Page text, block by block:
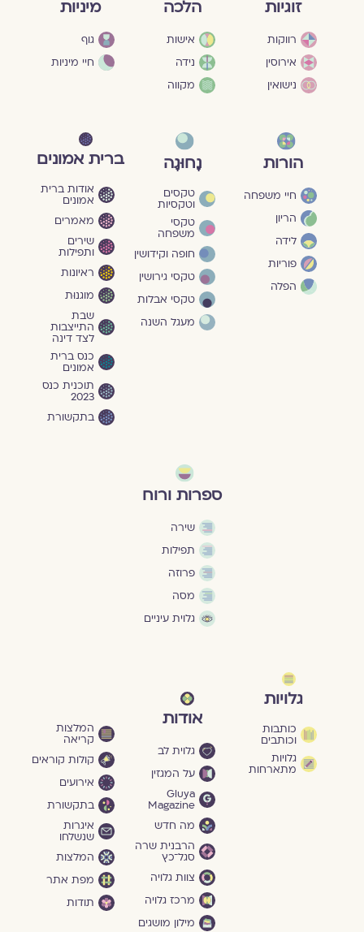
זוגיות
רווקות
אירוסין
נישואין
הלכה
אישות
נידה
מקווה
מיניות
גוף
חיי מיניות
הורות
חיי משפחה
הריון
לידה
פוריות
הפלה
נָחוּגָה
טקסים
וטקסיות
טקסי
משפחה
חופה וקידושין
טקסי גירושין
טקסי אבלות
מעגל השנה
ברית אמונים
אודות ברית
אמונים
מאמרים
שירים
ותפילות
ראיונות
מוגנוּת
שבת
התייצבות
לצד דינה
כנס ברית
אמונים
תוכנית כנס
2023
בתקשורת
ספרות ורוח
שירה
תפילות
פרוזה
מסה
גלוית עיניים
גלויות
כותבות
וכותבים
גלויות
מתארחות
אודות
גלוית לב
על המגזין
Gluya
Magazine
מה חדש
הרבנית שרה
סגל־כץ
צוות גלויה
מרכז גלויה
מילון מושגים
המלצות
קריאה
קולות קוראים
אירועים
בתקשורת
איגרות
שנשלחו
המלצות
מפת אתר
תודות